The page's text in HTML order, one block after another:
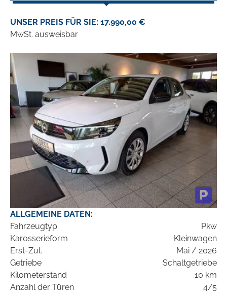
UNSER PREIS FÜR SIE: 17.990,00 €
MwSt. ausweisbar
ALLGEMEINE DATEN:
Fahrzeugtyp
Pkw
Karosserieform
Kleinwagen
Erst-Zul.
Mai / 2026
Getriebe
Schaltgetriebe
Kilometerstand
10 km
Anzahl der Türen
4/5